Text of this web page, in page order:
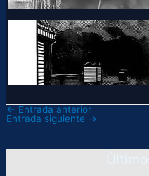
← Entrada anterior
Entrada siguiente →